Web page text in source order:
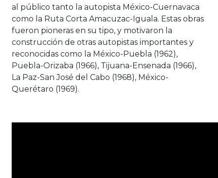
al público tanto la autopista México-Cuernavaca
como la Ruta Corta Amacuzac-Iguala. Estas obras
fueron pioneras en su tipo, y motivaron la
construcción de otras autopistas importantes y
reconocidas como la México-Puebla (1962),
Puebla-Orizaba (1966), Tijuana-Ensenada (1966),
La Paz-San José del Cabo (1968), México-
Querétaro (1969).